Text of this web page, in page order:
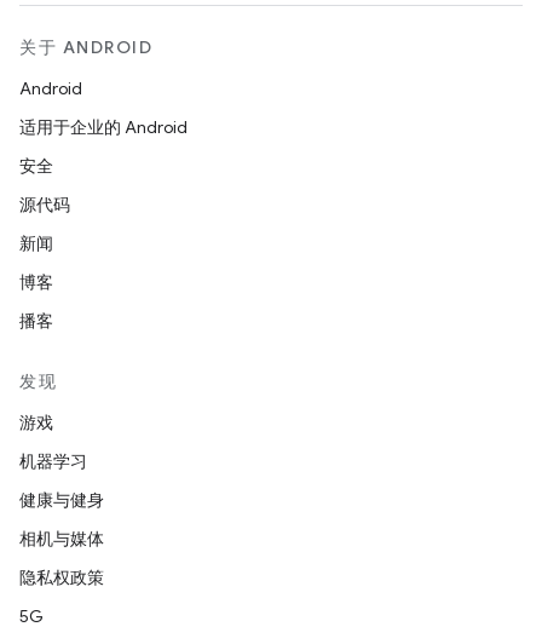
关于 ANDROID
Android
适用于企业的 Android
安全
源代码
新闻
博客
播客
发现
游戏
机器学习
健康与健身
相机与媒体
隐私权政策
5G